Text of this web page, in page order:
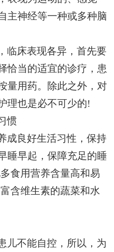
主神经等一种或多种脑
临床表现各异，首先要
恰当的适宜的诊疗，患
量用药。除此之外，对
理也是必不可少的!
惯
成良好生活习性，保持
睡早起，保障充足的睡
食用营养含量高和易
含维生素的蔬菜和水
儿不能自控，所以，为